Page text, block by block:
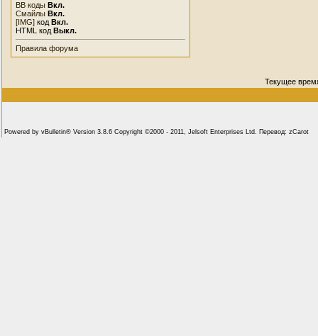
BB коды Вкл.
Смайлы Вкл.
[IMG] код Вкл.
HTML код Выкл.
Правила форума
Текущее
Powered by vBulletin® Version 3.8.6 Copyright ©2000 - 2011, Jelsoft Enterprises Ltd. Перевод: zCarot